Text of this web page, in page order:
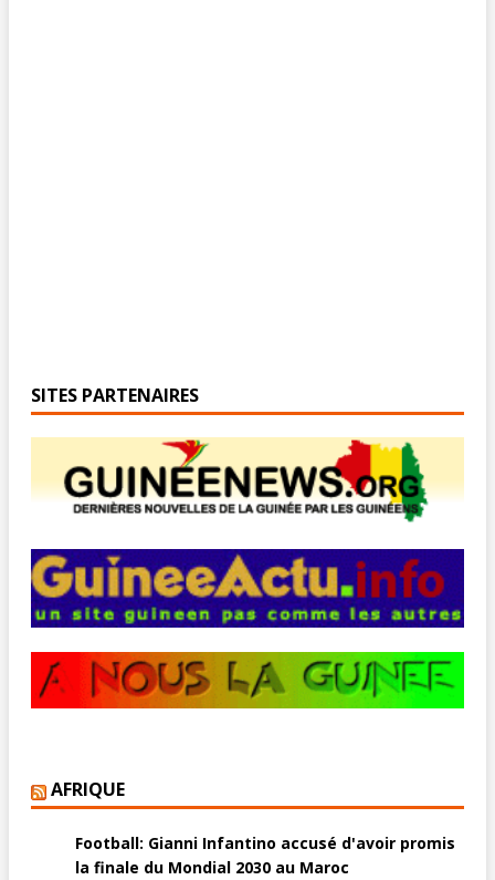
SITES PARTENAIRES
AFRIQUE
Football: Gianni Infantino accusé d'avoir promis
la finale du Mondial 2030 au Maroc